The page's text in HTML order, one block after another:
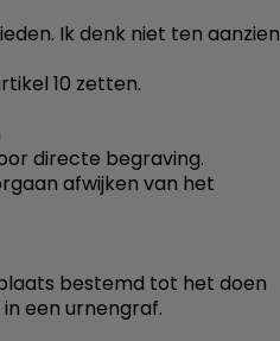
Ik denk niet ten aanzien
10 zetten.
directe begraving.
afwijken van het
bestemd tot het doen
een urnengraf.